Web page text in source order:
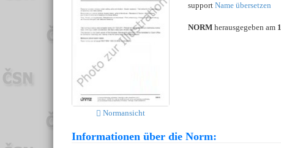
Normansicht
support Name übersetzen
NORM herausgegeben am
Informationen über die Norm: